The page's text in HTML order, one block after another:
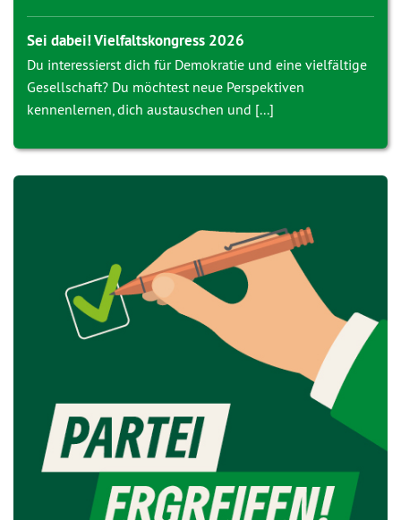
Sei dabei! Vielfaltskongress 2026
Du interessierst dich für Demokratie und eine vielfältige
Gesellschaft? Du möchtest neue Perspektiven
kennenlernen, dich austauschen und [...]